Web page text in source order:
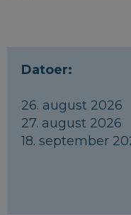
Datoer:
26. august 2026
27. august 2026
18. september